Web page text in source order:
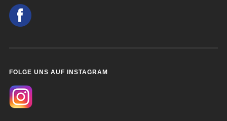
FOLGE UNS AUF INSTAGRAM